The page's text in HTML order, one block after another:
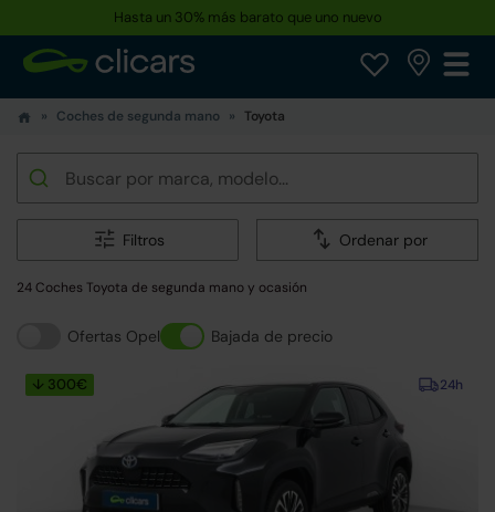
Hasta un 30% más barato que uno nuevo
Coches de segunda mano Toyota
Filtros Ordenar por
24 Coches Toyota de segunda mano y ocasión
Ofertas Opel Bajada de precio
24h
↓ 300€